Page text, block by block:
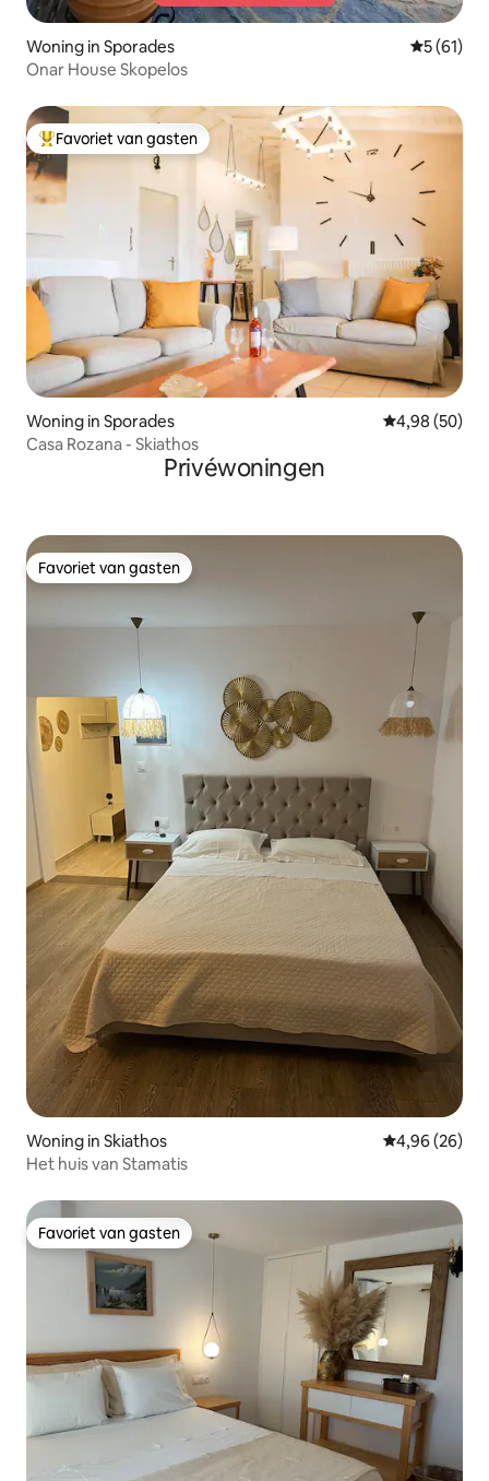
Woning in Sporades
5 (61)
Onar House Skopelos
Topfavoriet van gasten
Favoriet van gasten
Woning in Sporades Gemiddelde
4,98 (50)
Casa Rozana - Skiathos
Privéwoningen
Favoriet van gasten
Favoriet van gasten
Woning in Skiathos Gemiddelde
4,96 (26)
Het huis van Stamatis
Favoriet van gasten
Favoriet van gasten